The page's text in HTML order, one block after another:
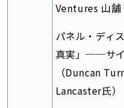
Ventures 山舗
パネル・ディ
真実」──サ
（Duncan
Lancaster氏）